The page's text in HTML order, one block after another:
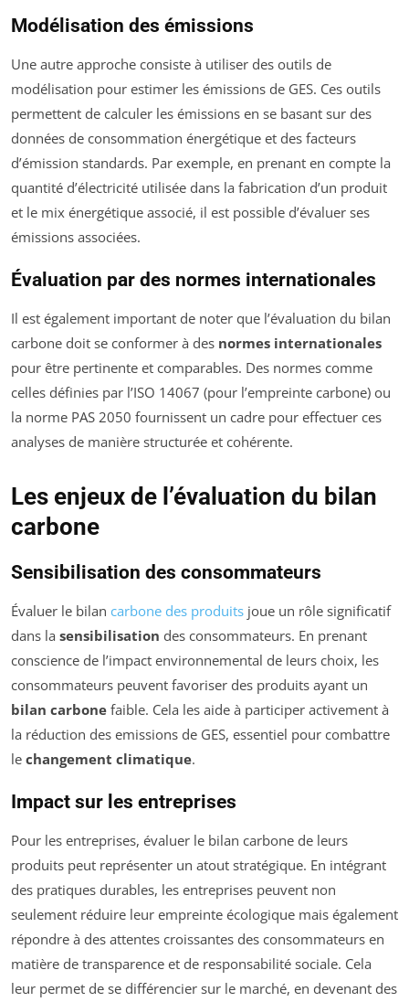
Modélisation des émissions
Une autre approche consiste à utiliser des outils de
modélisation pour estimer les émissions de GES. Ces outils
permettent de calculer les émissions en se basant sur des
données de consommation énergétique et des facteurs
d’émission standards. Par exemple, en prenant en compte la
quantité d’électricité utilisée dans la fabrication d’un produit
et le mix énergétique associé, il est possible d’évaluer ses
émissions associées.
Évaluation par des normes internationales
Il est également important de noter que l’évaluation du bilan
carbone doit se conformer à des normes internationales
pour être pertinente et comparables. Des normes comme
celles définies par l’ISO 14067 (pour l’empreinte carbone) ou
la norme PAS 2050 fournissent un cadre pour effectuer ces
analyses de manière structurée et cohérente.
Les enjeux de l’évaluation du bilan
carbone
Sensibilisation des consommateurs
Évaluer le bilan carbone des produits joue un rôle significatif
dans la sensibilisation des consommateurs. En prenant
conscience de l’impact environnemental de leurs choix, les
consommateurs peuvent favoriser des produits ayant un
bilan carbone faible. Cela les aide à participer activement à
la réduction des emissions de GES, essentiel pour combattre
le changement climatique.
Impact sur les entreprises
Pour les entreprises, évaluer le bilan carbone de leurs
produits peut représenter un atout stratégique. En intégrant
des pratiques durables, les entreprises peuvent non
seulement réduire leur empreinte écologique mais également
répondre à des attentes croissantes des consommateurs en
matière de transparence et de responsabilité sociale. Cela
leur permet de se différencier sur le marché, en devenant des